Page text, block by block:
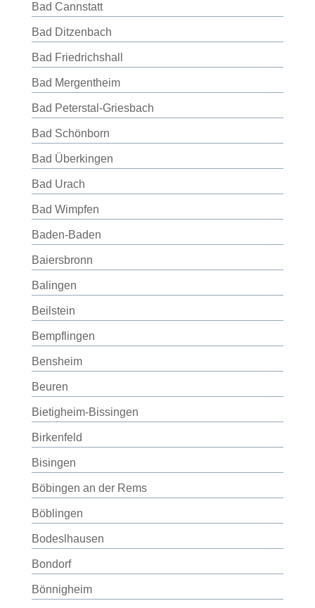
Bad Cannstatt
Bad Ditzenbach
Bad Friedrichshall
Bad Mergentheim
Bad Peterstal-Griesbach
Bad Schönborn
Bad Überkingen
Bad Urach
Bad Wimpfen
Baden-Baden
Baiersbronn
Balingen
Beilstein
Bempflingen
Bensheim
Beuren
Bietigheim-Bissingen
Birkenfeld
Bisingen
Böbingen an der Rems
Böblingen
Bodeslhausen
Bondorf
Bönnigheim